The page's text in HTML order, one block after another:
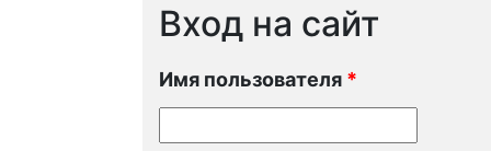
Вход на сайт
Имя пользователя *